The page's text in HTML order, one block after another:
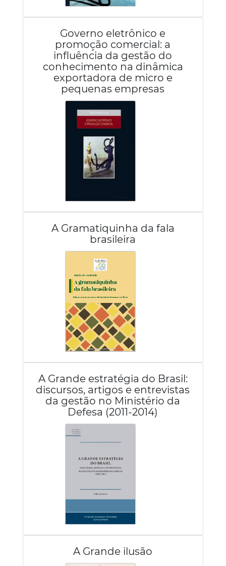
Governo eletrônico e
promoção comercial: a
influência da gestão do
conhecimento na dinâmica
exportadora de micro e
pequenas empresas
A Gramatiquinha da fala
brasileira
A Grande estratégia do Brasil:
discursos, artigos e entrevistas
da gestão no Ministério da
Defesa (2011-2014)
A Grande ilusão